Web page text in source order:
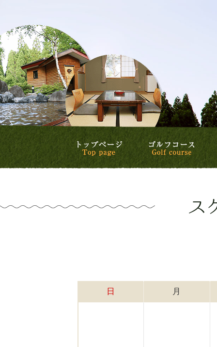
ゴル
トップページ
日 月